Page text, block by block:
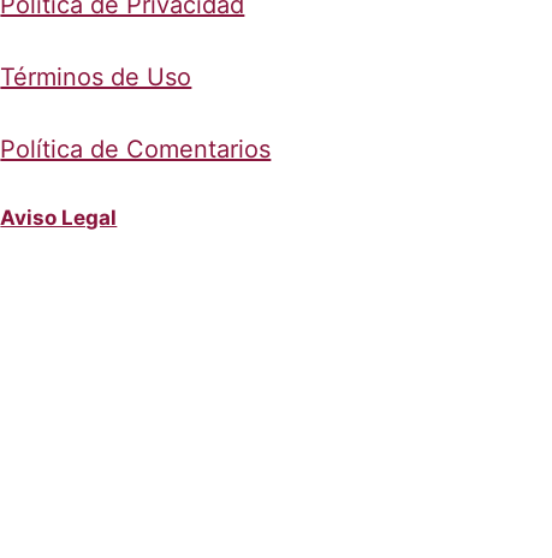
Términos de Uso
Política de Comentarios
Aviso Legal